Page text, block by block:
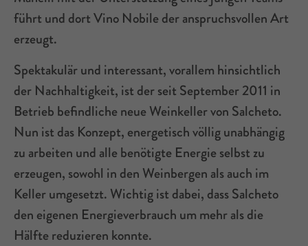
führt und dort Vino Nobile der anspruchsvollen Art
erzeugt.
Spektakulär und interessant, vorallem hinsichtlich
der Nachhaltigkeit, ist der seit September 2011 in
Betrieb befindliche neue Weinkeller von Salcheto.
Nun ist das Konzept, energetisch völlig unabhängig
zu arbeiten und alle benötigte Energie selbst zu
erzeugen, sowohl in den Weinbergen als auch im
Keller umgesetzt. Wichtig ist dabei, dass Salcheto
den eigenen Energieverbrauch um mehr als die
Hälfte reduzieren konnte.